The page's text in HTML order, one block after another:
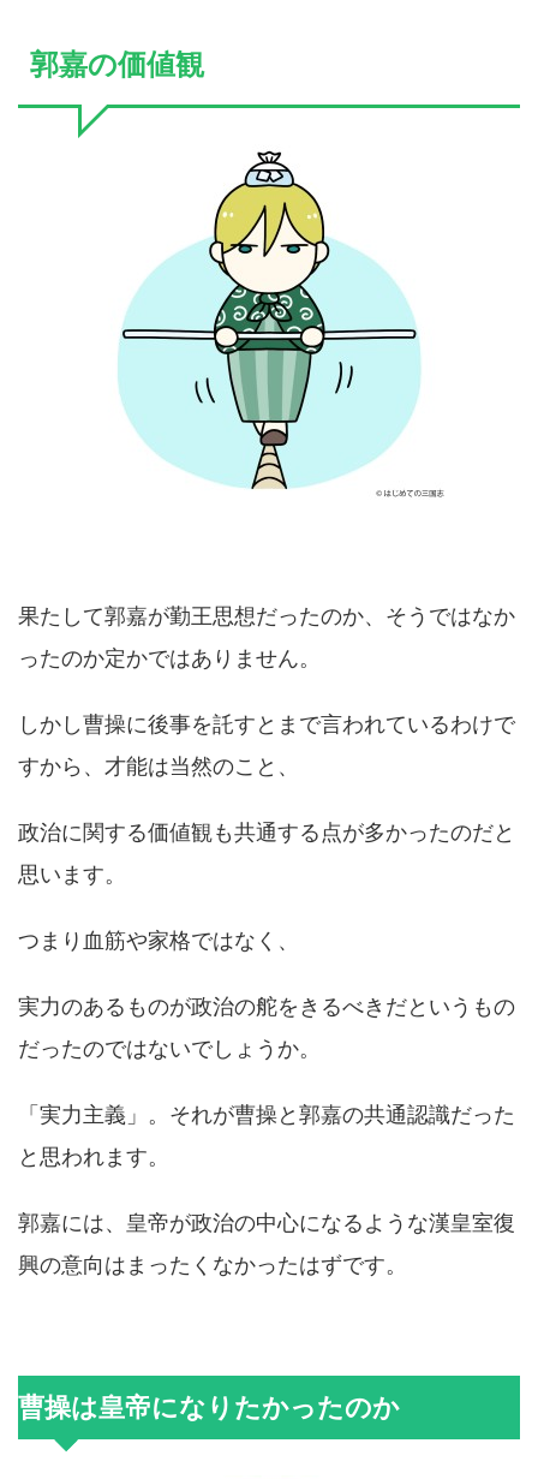
郭嘉の価値観
果たして郭嘉が勤王思想だったのか、そうではなか
ったのか定かではありません。
しかし曹操に後事を託すとまで言われているわけで
すから、才能は当然のこと、
政治に関する価値観も共通する点が多かったのだと
思います。
つまり血筋や家格ではなく、
実力のあるものが政治の舵をきるべきだというもの
だったのではないでしょうか。
「実力主義」。それが曹操と郭嘉の共通認識だった
と思われます。
郭嘉には、皇帝が政治の中心になるような漢皇室復
興の意向はまったくなかったはずです。
曹操は皇帝になりたかったのか